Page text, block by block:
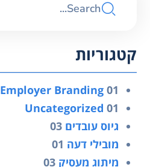
קטגוריות
Employer Branding 01
Uncategorized 01
גיוס עובדים 03
מובילי דעה 01
מיתוג מעסיק 03